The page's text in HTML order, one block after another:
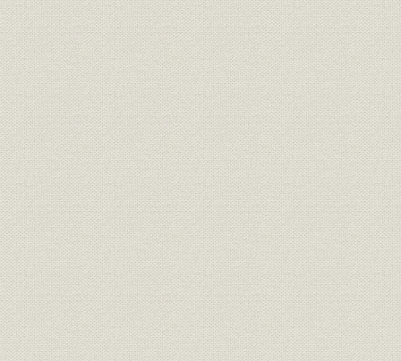
大相撲担当に若手記者
ゴルフは斬新レッスン
[3] 視界360度プラスアルファ
新人記者の特ダネ
評価された独自の視点
事件のなかの人間像
変幻自在の記者たち
二重構造の担当制
[4] 競馬のデータは日本一
八千頭の最新データを読者に提供